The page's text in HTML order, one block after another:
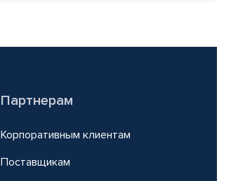
Партнерам
Корпоративным клиентам
Поставщикам